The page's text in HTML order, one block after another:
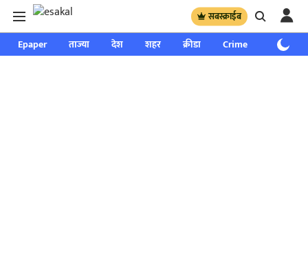
सबस्क्राईब
Epaper ताज्या देश शहर क्रीडा Crime साप्ताहिक